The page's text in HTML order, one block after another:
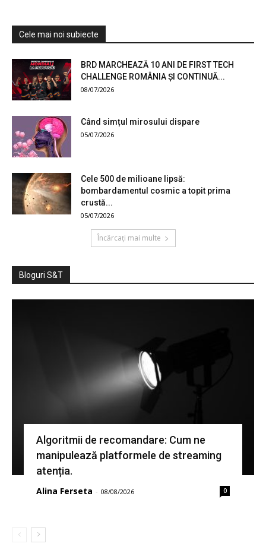
Cele mai noi subiecte
BRD MARCHEAZĂ 10 ANI DE FIRST TECH
CHALLENGE ROMÂNIA ȘI CONTINUĂ...
08/07/2026
Când simțul mirosului dispare
05/07/2026
Cele 500 de milioane lipsă:
bombardamentul cosmic a topit prima
crustă...
05/07/2026
Încărcați mai multe
Bloguri S&T
Algoritmii de recomandare: Cum ne
manipulează platformele de streaming
atenția.
Alina Ferseta - 08/08/2026 0